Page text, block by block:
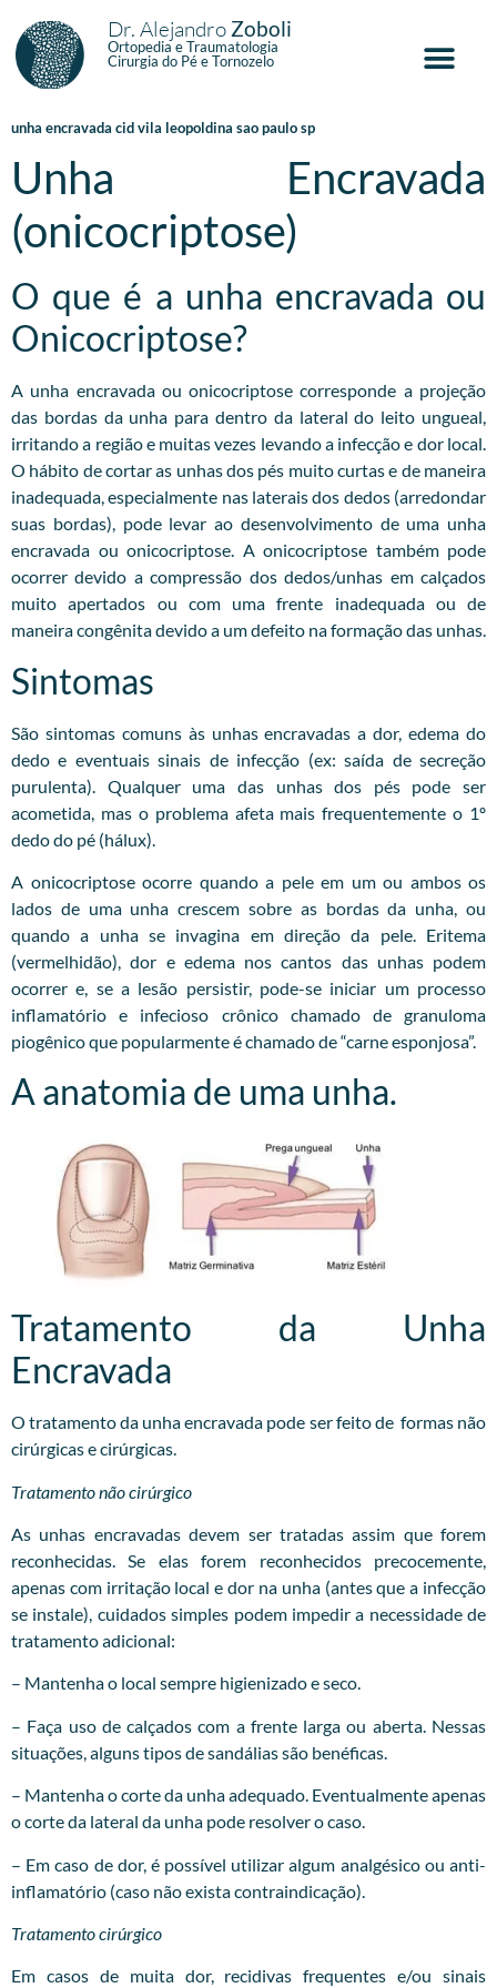
Dr. Alejandro Zoboli
Ortopedia e Traumatologia
Cirurgia do Pé e Tornozelo
unha encravada cid vila leopoldina sao paulo sp
Unha Encravada
(onicocriptose)
O que é a unha encravada ou
Onicocriptose?
A unha encravada ou onicocriptose corresponde a projeção
das bordas da unha para dentro da lateral do leito ungueal,
irritando a região e muitas vezes levando a infecção e dor local.
O hábito de cortar as unhas dos pés muito curtas e de maneira
inadequada, especialmente nas laterais dos dedos (arredondar
suas bordas), pode levar ao desenvolvimento de uma unha
encravada ou onicocriptose. A onicocriptose também pode
ocorrer devido a compressão dos dedos/unhas em calçados
muito apertados ou com uma frente inadequada ou de
maneira congênita devido a um defeito na formação das unhas.
Sintomas
São sintomas comuns às unhas encravadas a dor, edema do
dedo e eventuais sinais de infecção (ex: saída de secreção
purulenta). Qualquer uma das unhas dos pés pode ser
acometida, mas o problema afeta mais frequentemente o 1º
dedo do pé (hálux).
A onicocriptose ocorre quando a pele em um ou ambos os
lados de uma unha crescem sobre as bordas da unha, ou
quando a unha se invagina em direção da pele. Eritema
(vermelhidão), dor e edema nos cantos das unhas podem
ocorrer e, se a lesão persistir, pode-se iniciar um processo
inflamatório e infecioso crônico chamado de granuloma
piogênico que popularmente é chamado de “carne esponjosa”.
A anatomia de uma unha.
Tratamento da Unha
Encravada
O tratamento da unha encravada pode ser feito de formas não
cirúrgicas e cirúrgicas.
Tratamento não cirúrgico
As unhas encravadas devem ser tratadas assim que forem
reconhecidas. Se elas forem reconhecidos precocemente,
apenas com irritação local e dor na unha (antes que a infecção
se instale), cuidados simples podem impedir a necessidade de
tratamento adicional:
– Mantenha o local sempre higienizado e seco.
– Faça uso de calçados com a frente larga ou aberta. Nessas
situações, alguns tipos de sandálias são benéficas.
– Mantenha o corte da unha adequado. Eventualmente apenas
o corte da lateral da unha pode resolver o caso.
– Em caso de dor, é possível utilizar algum analgésico ou anti-
inflamatório (caso não exista contraindicação).
Tratamento cirúrgico
Em casos de muita dor, recidivas frequentes e/ou sinais